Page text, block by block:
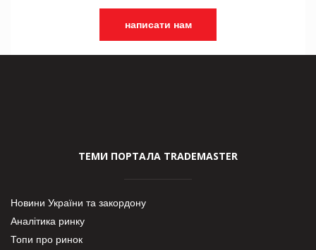
написати нам
ТЕМИ ПОРТАЛА TRADEMASTER
Новини України та закордону
Аналітика ринку
Топи про ринок